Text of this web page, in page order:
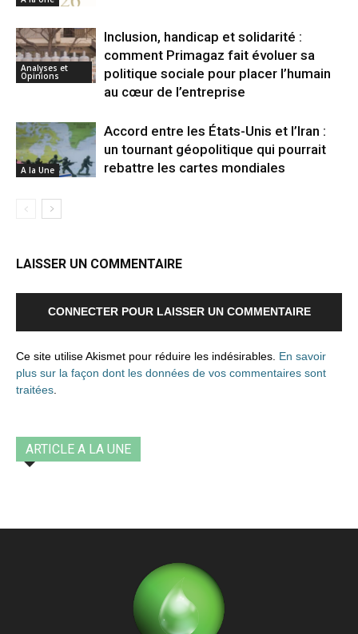
Analyses et
Opinions
Inclusion, handicap et solidarité :
comment Primagaz fait évoluer sa
politique sociale pour placer l’humain
au cœur de l’entreprise
A la Une
Accord entre les États-Unis et l’Iran :
un tournant géopolitique qui pourrait
rebattre les cartes mondiales
LAISSER UN COMMENTAIRE
CONNECTER POUR LAISSER UN COMMENTAIRE
Ce site utilise Akismet pour réduire les indésirables. En savoir
plus sur la façon dont les données de vos commentaires sont
traitées
ARTICLE A LA UNE